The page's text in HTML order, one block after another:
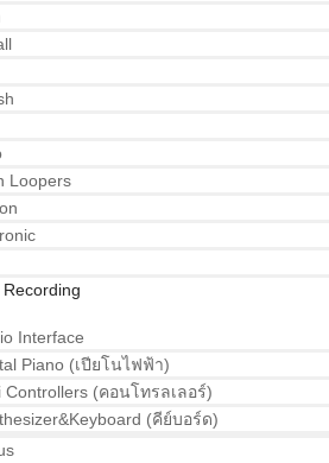
Loopers
Interface
Piano (เปียโนไฟฟ้า)
Controllers (คอนโทรลเลอร์)
(คีย์บอร์ด)